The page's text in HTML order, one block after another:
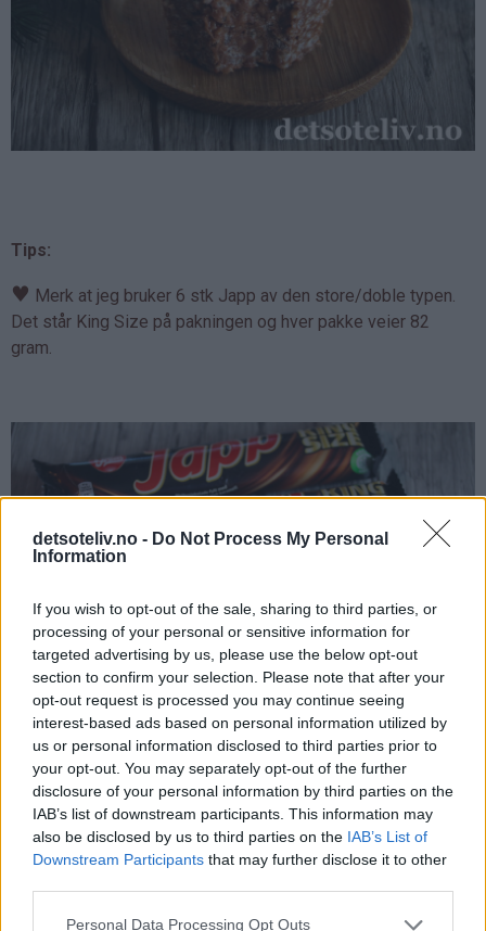
detsoteliv.no - Do Not Process My Personal
Information
If you wish to opt-out of the sale, sharing to third parties, or
processing of your personal or sensitive information for
targeted advertising by us, please use the below opt-out
section to confirm your selection. Please note that after your
opt-out request is processed you may continue seeing
interest-based ads based on personal information utilized by
us or personal information disclosed to third parties prior to
your opt-out. You may separately opt-out of the further
disclosure of your personal information by third parties on the
IAB’s list of downstream participants. This information may
also be disclosed by us to third parties on the IAB’s List of
Downstream Participants that may further disclose it to other
Personal Data Processing Opt Outs
Tips:
♥ Merk at jeg bruker 6 stk Japp av den store/doble typen.
Det står King Size på pakningen og hver pakke veier 82
gram.
Det tar nokså lang tid for å smelte Japp. Det går raskere
dersom du deler dem opp i små biter. Du må dessuten ha
kjelen på platen med svak varme og røre ofte. Ha